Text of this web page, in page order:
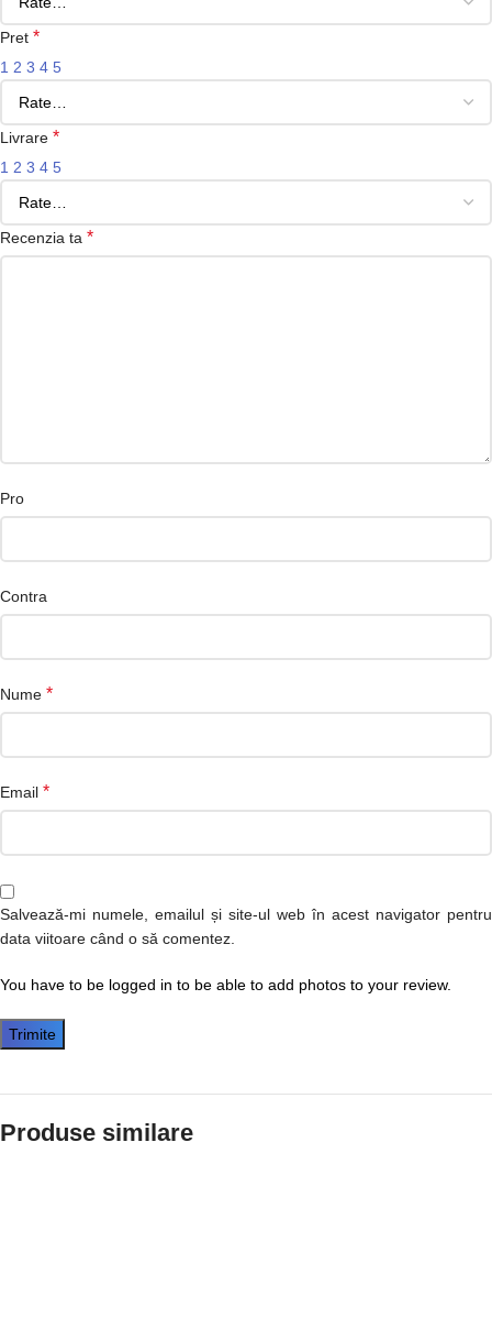
Pret *
1 2 3 4 5
Livrare *
1 2 3 4 5
Recenzia ta *
Pro
Contra
Nume *
Email *
Salvează-mi numele, emailul și site-ul web în acest navigator pentru
data viitoare când o să comentez.
You have to be logged in to be able to add photos to your review.
Produse similare